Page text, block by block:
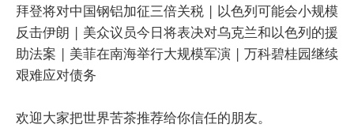
拜登将对中国钢铝加征三倍关税 | 以色列可能会小规模
反击伊朗 | 美众议员今日将表决对乌克兰和以色列的援
助法案 | 美菲在南海举行大规模军演 | 万科碧桂园继续
艰难应对债务
欢迎大家把世界苦茶推荐给你信任的朋友。